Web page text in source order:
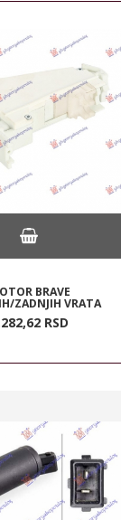
BRAVE
ZADNJIH VRATA
62 RSD